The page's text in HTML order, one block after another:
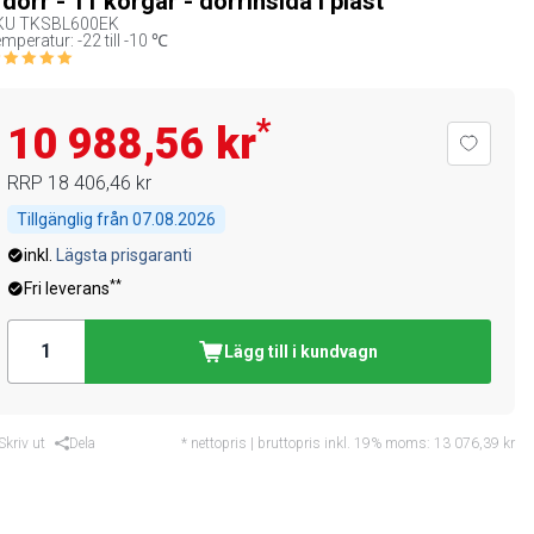
TKSBL600EK
-22 till -10 ℃
10 988,56 kr*
RRP 18 406,46 kr
Tillgänglig från 07.08.2026
inkl.
Lägsta prisgaranti
Fri leverans**
Lägg till i kundvagn
ut Dela * nettopris | bruttopris inkl. 19% moms: 13 076,39 kr